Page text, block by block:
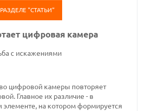
"СТАТЬИ"
цифровая камера
с искажениями
цифровой камеры повторяет
Главное их различие - в
элементе, на котором формируется